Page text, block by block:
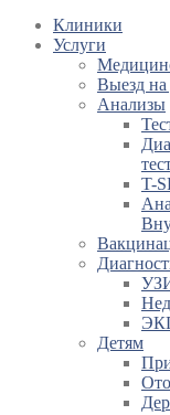
Клиники
Услуги
Выезд
Анализы
T-
Детям